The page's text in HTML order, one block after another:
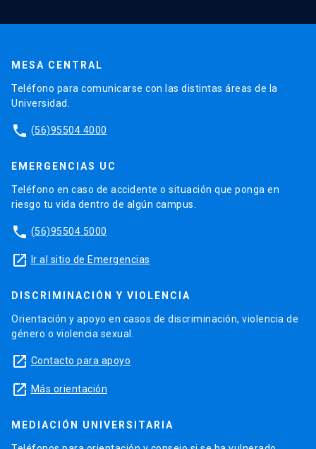
MESA CENTRAL
Teléfono para comunicarse con las distintas áreas de la
Universidad.
phone (56)95504 4000
EMERGENCIAS UC
Teléfono en caso de accidente o situación que ponga en
riesgo tu vida dentro de algún campus.
phone (56)95504 5000
launch Ir al sitio de Emergencias
DISCRIMINACIÓN Y VIOLENCIA
Orientación y apoyo en casos de discriminación, violencia de
género o violencia sexual.
launch Contacto para apoyo
launch Más orientación
MEDIACIÓN UNIVERSITARIA